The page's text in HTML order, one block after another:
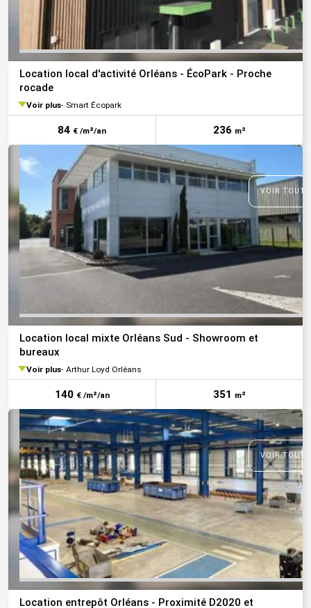
Location local d'activité Orléans - ÉcoPark - Proche
rocade
Voir plus Smart Écopark
84 € /m²/an 236 m²
VOIR
Location local mixte Orléans Sud - Showroom et
bureaux
Voir plus Arthur Loyd Orléans
140 € /m²/an 351 m²
VOIR
Location entrepôt Orléans - Proximité D2020 et